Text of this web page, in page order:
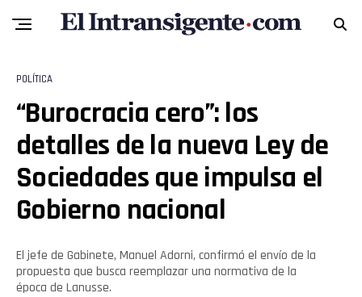
POLÍTICA
“Burocracia cero”: los
detalles de la nueva Ley de
Sociedades que impulsa el
Gobierno nacional
El jefe de Gabinete, Manuel Adorni, confirmó el envío de la
propuesta que busca reemplazar una normativa de la
época de Lanusse.